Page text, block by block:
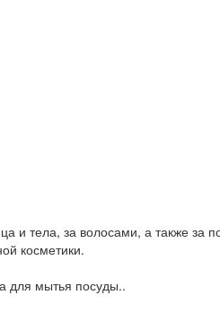
и тела, за волосами, а также за
косметики.
для мытья посуды..